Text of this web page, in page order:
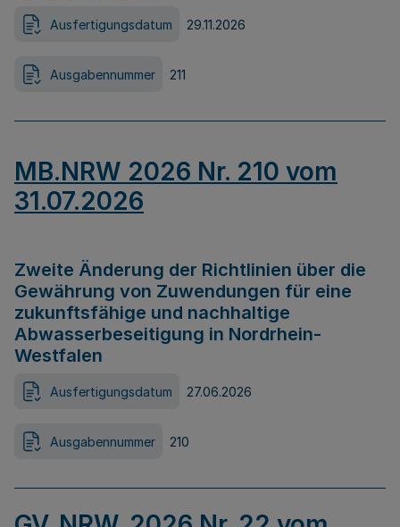
Ausfertigungsdatum 29.11.2026
Ausgabennummer 211
MB.NRW 2026 Nr. 210 vom
31.07.2026
Zweite Änderung der Richtlinien über die
Gewährung von Zuwendungen für eine
zukunftsfähige und nachhaltige
Abwasserbeseitigung in Nordrhein-
Westfalen
Ausfertigungsdatum 27.06.2026
Ausgabennummer 210